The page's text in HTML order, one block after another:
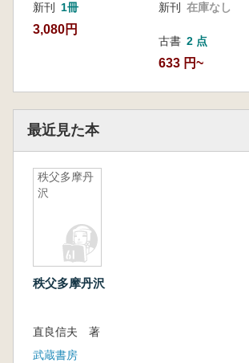
新刊 1冊
3,080円
新刊 在庫なし
古書 2 点
633 円~
最近見た本
秩父多摩丹
沢
秩父多摩丹沢
直良信夫 著
武蔵書房